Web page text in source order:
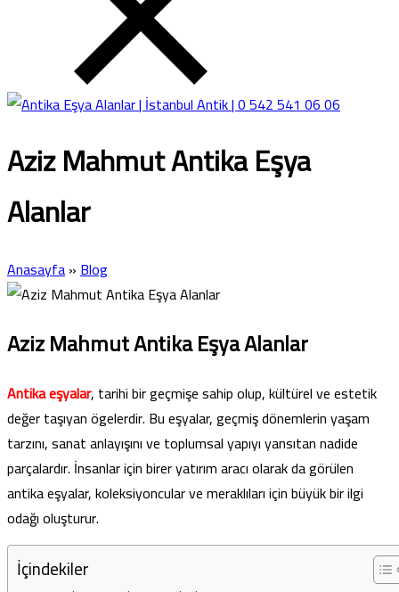
Aziz Mahmut Antika Eşya
Alanlar
Anasayfa»Blog
Aziz Mahmut Antika Eşya Alanlar
Antika eşyalar, tarihi bir geçmişe sahip olup, kültürel ve estetik
değer taşıyan ögelerdir. Bu eşyalar, geçmiş dönemlerin yaşam
tarzını, sanat anlayışını ve toplumsal yapıyı yansıtan nadide
parçalardır. İnsanlar için birer yatırım aracı olarak da görülen
antika eşyalar, koleksiyoncular ve meraklıları için büyük bir ilgi
odağı oluşturur.
İçindekiler